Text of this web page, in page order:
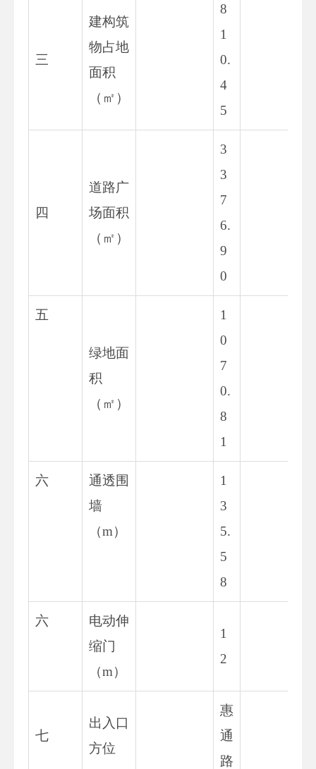
三
建构筑
物占地
面积
（㎡）
8
1
0.
4
5
四
道路广
场面积
（㎡）
3
3
7
6.
9
0
五
绿地面
积
（㎡）
1
0
7
0.
8
1
六
通透围
墙
（m）
1
3
5.
5
8
六
电动伸
缩门
（m）
1
2
七
出入口
方位
惠
通
路